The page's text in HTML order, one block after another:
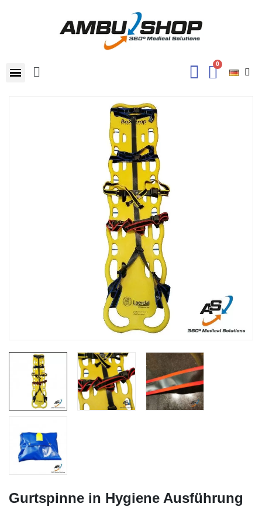
Gurtspinne in Hygiene Ausführung